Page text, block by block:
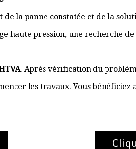
la panne constatée et de la
haute pression, une recherche
. Après vérification du
les travaux. Vous